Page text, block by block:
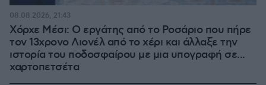
Χόρχε Μέσι: Ο εργάτης από το Ροσάριο που πήρε
τον 13χρονο Λιονέλ από το χέρι και άλλαξε την
ιστορία του ποδοσφαίρου με μια υπογραφή σε...
χαρτοπετσέτα
08.08.2026, 21:43